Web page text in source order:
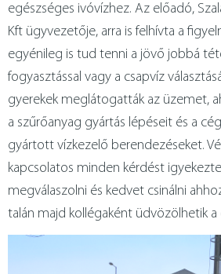
egészséges ivóvízhez. Az előadó,
Kft ügyvezetője, arra is felhívta a
egyénileg is tud tenni a jövő jobbá
fogyasztással vagy a csapvíz
gyerekek meglátogatták az üzemet,
a szűrőanyag gyártás lépéseit és a
gyártott vízkezelő berendezéseket.
kapcsolatos minden kérdést
megválaszolni és kedvet csinálni
talán majd kollégaként üdvözölhetik a